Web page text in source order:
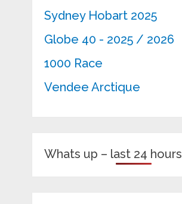
Sydney Hobart 2025
Globe 40 - 2025 / 2026
1000 Race
Vendee Arctique
Whats up – last 24 hours